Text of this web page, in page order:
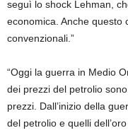
seguì lo shock Lehman,
economica. Anche questo
convenzionali.”
“Oggi la guerra in Medio
dei prezzi del petrolio
prezzi. Dall’inizio della
del petrolio e quelli